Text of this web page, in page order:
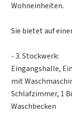
Wohneinheiten.
Sie bietet auf
- 3. Stockwerk:
Eingangshalle,
mit
Schlafzimmer, 1
Waschbecken